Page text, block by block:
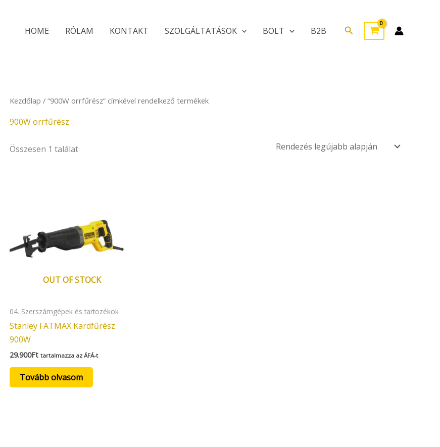
HOME RÓLAM KONTAKT SZOLGÁLTATÁSOK BOLT B2B Search
Kezdőlap / “900W orrfűrész” címkével rendelkező termékek
900W orrfűrész
Összesen 1 találat
OUT OF STOCK
04. Szerszámgépek és tartozékok
Stanley FATMAX Kardfűrész
900W
29.900Ft tartalmazza az ÁFÁ-t
Tovább olvasom